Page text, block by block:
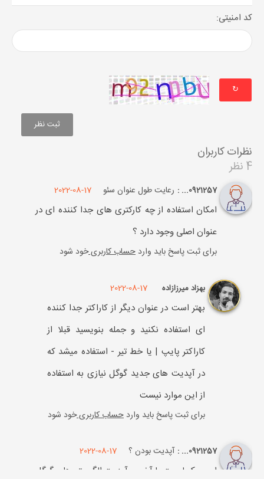
کد امنیتی:
↻
نظرات کاربران
4 نظر
0921257... : رعایت طول عنوان سئو 2022-08-17
امکان استفاده از چه کارکتری های جدا کننده ای در
عنوان اصلی وجود دارد ؟
برای ثبت پاسخ باید وارد حساب کاربریخود شود
بهزاد میرزازاده 2022-08-17
بهتر است در عنوان دیگر از کاراکتر جدا کننده
ای استفاده نکنید و جمله بنویسید قبلا از
کاراکتر پایپ | یا خط تیر - استفاده میشد که
در آپدیت های جدید گوگل نیازی به استفاده
از این موارد نیست
برای ثبت پاسخ باید وارد حساب کاربریخود شود
0921257... : آپدیت بودن ؟ 2022-08-17
این چک لیست با آخرین آپدیت الگوریتم های گوگل